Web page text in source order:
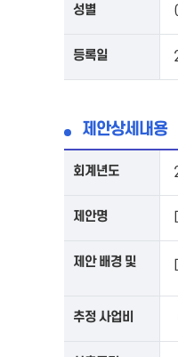
성별
등록일
제안상세내용
회계년도
제안명
제안 배경 및
추정 사업비